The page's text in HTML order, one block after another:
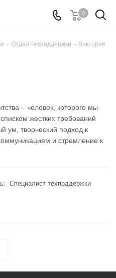
0
- Отдел техподдержки - Виктория
– человек, которого мы
жестких требований
ум, творческий подход к
и стремление к
Специалист техподдержки